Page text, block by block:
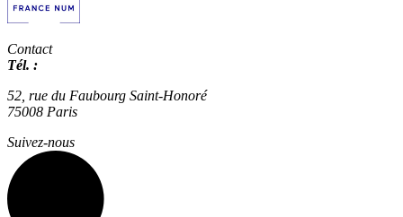
Contact
Tél. :
52, rue du Faubourg Saint-Honoré
75008 Paris
Suivez-nous